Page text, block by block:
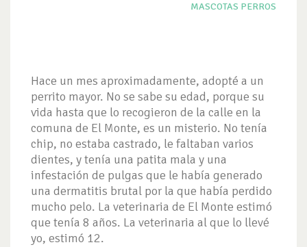
MASCOTAS PERROS
Hace un mes aproximadamente, adopté a un
perrito mayor. No se sabe su edad, porque su
vida hasta que lo recogieron de la calle en la
comuna de El Monte, es un misterio. No tenía
chip, no estaba castrado, le faltaban varios
dientes, y tenía una patita mala y una
infestación de pulgas que le había generado
una dermatitis brutal por la que había perdido
mucho pelo. La veterinaria de El Monte estimó
que tenía 8 años. La veterinaria al que lo llevé
yo, estimó 12.